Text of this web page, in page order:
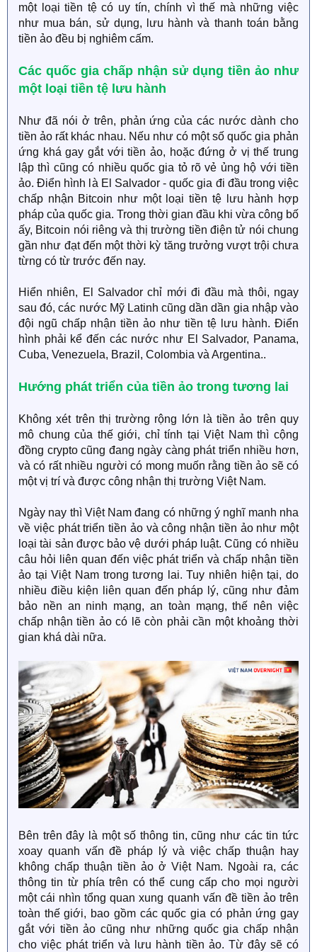
một loại tiền tệ có uy tín, chính vì thế mà những việc
như mua bán, sử dụng, lưu hành và thanh toán bằng
tiền ảo đều bị nghiêm cấm.
Các quốc gia chấp nhận sử dụng tiền ảo như
một loại tiền tệ lưu hành
Như đã nói ở trên, phản ứng của các nước dành cho
tiền ảo rất khác nhau. Nếu như có một số quốc gia phản
ứng khá gay gắt với tiền ảo, hoặc đứng ở vị thế trung
lập thì cũng có nhiều quốc gia tỏ rõ vẻ ủng hộ với tiền
ảo. Điển hình là El Salvador - quốc gia đi đầu trong việc
chấp nhận Bitcoin như một loại tiền tệ lưu hành hợp
pháp của quốc gia. Trong thời gian đầu khi vừa công bố
ấy, Bitcoin nói riêng và thị trường tiền điện tử nói chung
gần như đạt đến một thời kỳ tăng trưởng vượt trội chưa
từng có từ trước đến nay.
Hiển nhiên, El Salvador chỉ mới đi đầu mà thôi, ngay
sau đó, các nước Mỹ Latinh cũng dần dần gia nhập vào
đội ngũ chấp nhận tiền ảo như tiền tệ lưu hành. Điển
hình phải kể đến các nước như El Salvador, Panama,
Cuba, Venezuela, Brazil, Colombia và Argentina..
Hướng phát triển của tiền ảo trong tương lai
Không xét trên thị trường rộng lớn là tiền ảo trên quy
mô chung của thế giới, chỉ tính tại Việt Nam thì cộng
đồng crypto cũng đang ngày càng phát triển nhiều hơn,
và có rất nhiều người có mong muốn rằng tiền ảo sẽ có
một vị trí và được công nhận thị trường Việt Nam.
Ngày nay thì Việt Nam đang có những ý nghĩ manh nha
về việc phát triển tiền ảo và công nhận tiền ảo như một
loại tài sản được bảo vệ dưới pháp luật. Cũng có nhiều
câu hỏi liên quan đến việc phát triển và chấp nhận tiền
ảo tại Việt Nam trong tương lai. Tuy nhiên hiện tại, do
nhiều điều kiện liên quan đến pháp lý, cũng như đảm
bảo nền an ninh mạng, an toàn mạng, thế nên việc
chấp nhận tiền ảo có lẽ còn phải cần một khoảng thời
gian khá dài nữa.
Bên trên đây là một số thông tin, cũng như các tin tức
xoay quanh vấn đề pháp lý và việc chấp thuận hay
không chấp thuận tiền ảo ở Việt Nam. Ngoài ra, các
thông tin từ phía trên có thể cung cấp cho mọi người
một cái nhìn tổng quan xung quanh vấn đề tiền ảo trên
toàn thế giới, bao gồm các quốc gia có phản ứng gay
gắt với tiền ảo cũng như những quốc gia chấp nhận
cho việc phát triển và lưu hành tiền ảo. Từ đây sẽ có